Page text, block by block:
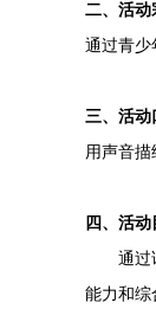
二、活动
通过青少
三、活动
用声音描
四、活动
通过
能力和综